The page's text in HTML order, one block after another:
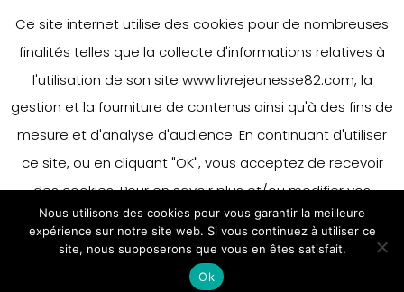
Ce site internet utilise des cookies pour de nombreuses
finalités telles que la collecte d'informations relatives à
l'utilisation de son site www.livrejeunesse82.com, la
gestion et la fourniture de contenus ainsi qu'à des fins de
mesure et d'analyse d'audience. En continuant d'utiliser
ce site, ou en cliquant "OK", vous acceptez de recevoir
des cookies. Pour en savoir plus et/ou modifier vos
préférences en matière de cookies, merci de vous référer
à notre politique sur les cookies.
Accepter
En savoir plus
Nous utilisons des cookies pour vous garantir la meilleure
expérience sur notre site web. Si vous continuez à utiliser ce
site, nous supposerons que vous en êtes satisfait.
Ok